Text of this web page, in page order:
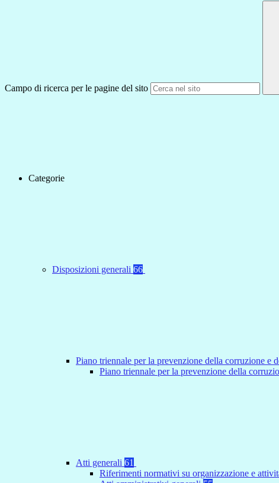
Campo di ricerca per le pagine del sito
Categorie
Disposizioni generali 66
Piano triennale per la prevenzione della corruzione e
Piano triennale per la prevenzione della
Atti generali 61
Riferimenti normativi su organizzazione e